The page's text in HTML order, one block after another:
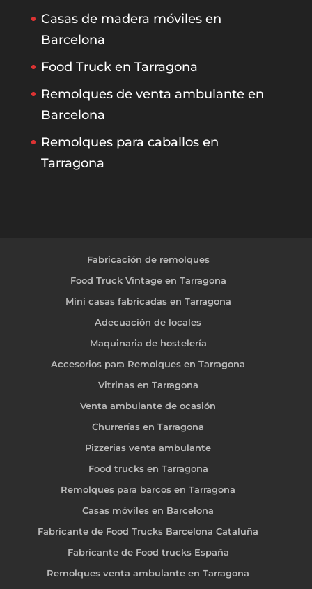
Casas de madera móviles en
Barcelona
Food Truck en Tarragona
Remolques de venta ambulante en
Barcelona
Remolques para caballos en
Tarragona
Fabricación de remolques
Food Truck Vintage en Tarragona
Mini casas fabricadas en Tarragona
Adecuación de locales
Maquinaria de hostelería
Accesorios para Remolques en Tarragona
Vitrinas en Tarragona
Venta ambulante de ocasión
Churrerías en Tarragona
Pizzerias venta ambulante
Food trucks en Tarragona
Remolques para barcos en Tarragona
Casas móviles en Barcelona
Fabricante de Food Trucks Barcelona Cataluña
Fabricante de Food trucks España
Remolques venta ambulante en Tarragona